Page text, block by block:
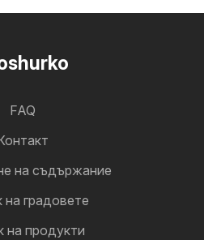
FAQ
на съдържание
на градовете
на продукти